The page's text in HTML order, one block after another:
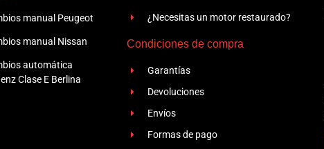
manual Peugeot
manual Nissan
automática
Clase E Berlina
¿Necesitas un motor restaurado?
Condiciones de compra
Garantías
Devoluciones
Envíos
Formas de pago